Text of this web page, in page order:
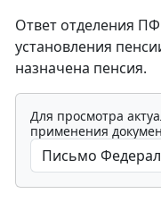
Ответ отделения
установления
назначена пенсия.
Для просмотра
применения